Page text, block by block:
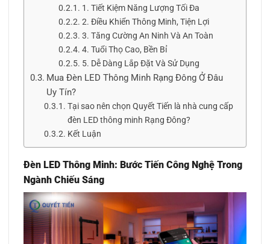
1. Tiết Kiệm Năng Lượng Tối Đa
2. Điều Khiển Thông Minh, Tiện Lợi
3. Tăng Cường An Ninh Và An Toàn
4. Tuổi Thọ Cao, Bền Bỉ
5. Dễ Dàng Lắp Đặt Và Sử Dụng
Mua Đèn LED Thông Minh Rạng Đông Ở Đâu
Uy Tín?
Tại sao nên chọn Quyết Tiến là nhà cung cấp
đèn LED thông minh Rạng Đông?
Kết Luận
Đèn LED Thông Minh: Bước Tiến Công Nghệ Trong
Ngành Chiếu Sáng